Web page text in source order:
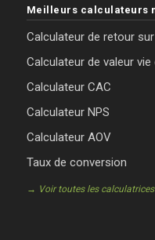
Meilleurs calculateurs
Calculateur de retour
Calculateur de valeur vie
Calculateur CAC
Calculateur NPS
Calculateur AOV
Taux de conversion
→ Voir toutes les calculatrices